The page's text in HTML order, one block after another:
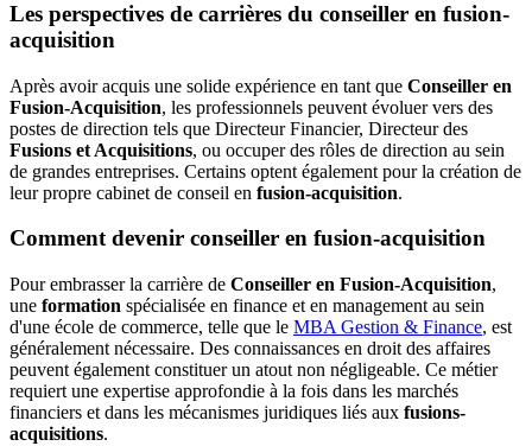
Les perspectives de carrières du conseiller en fusion-
acquisition
Après avoir acquis une solide expérience en tant que Conseiller en
Fusion-Acquisition, les professionnels peuvent évoluer vers des
postes de direction tels que Directeur Financier, Directeur des
Fusions et Acquisitions, ou occuper des rôles de direction au sein
de grandes entreprises. Certains optent également pour la création de
leur propre cabinet de conseil en fusion-acquisition.
Comment devenir conseiller en fusion-acquisition
Pour embrasser la carrière de Conseiller en Fusion-Acquisition,
une formation spécialisée en finance et en management au sein
d'une école de commerce, telle que le MBA Gestion & Finance, est
généralement nécessaire. Des connaissances en droit des affaires
peuvent également constituer un atout non négligeable. Ce métier
requiert une expertise approfondie à la fois dans les marchés
financiers et dans les mécanismes juridiques liés aux fusions-
acquisitions.